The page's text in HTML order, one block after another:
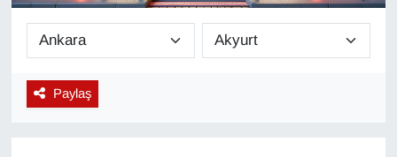
Paylaş
Diğer
DÜNYA